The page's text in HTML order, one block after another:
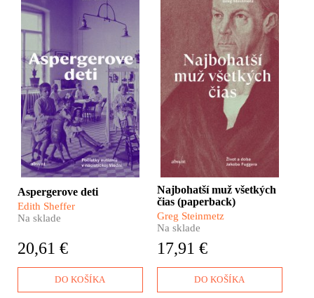
Hans Asperger mal dve
tváre. A tie tváre nemohli
byť odlišnejšie. Na jednej
ktorý sa postaral
o prevratné objavy
v oblasti výskumu porúch
autistického spektra. Na
druhej strane človek, ktorý
mal prsty v selekcii a
vraždení detí v rámci
nacistickej rasovej
hygieny.
Aspergerove deti
Edith Sheffer
Na sklade
20,61 €
DO KOŠÍKA
Keď v roku 1525 zomrel,
jeho majetok tvoril zhruba
2% celoeurópskej
hospodárskej produkcie.
Viete si to vôbec
predstaviť? Takýmto
bohatstvom sa po ňom
nemohol pochváliť už
nikto iný. Moc Jakoba
Fuggera bola prakticky
neobmedzená.
Najbohatší muž všetkých
čias (paperback)
Greg Steinmetz
Na sklade
17,91 €
DO KOŠÍKA